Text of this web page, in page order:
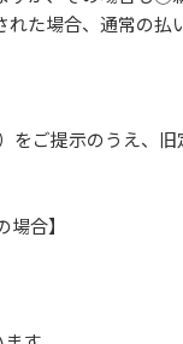
た場合、通常の払
をご提示のうえ、
合】